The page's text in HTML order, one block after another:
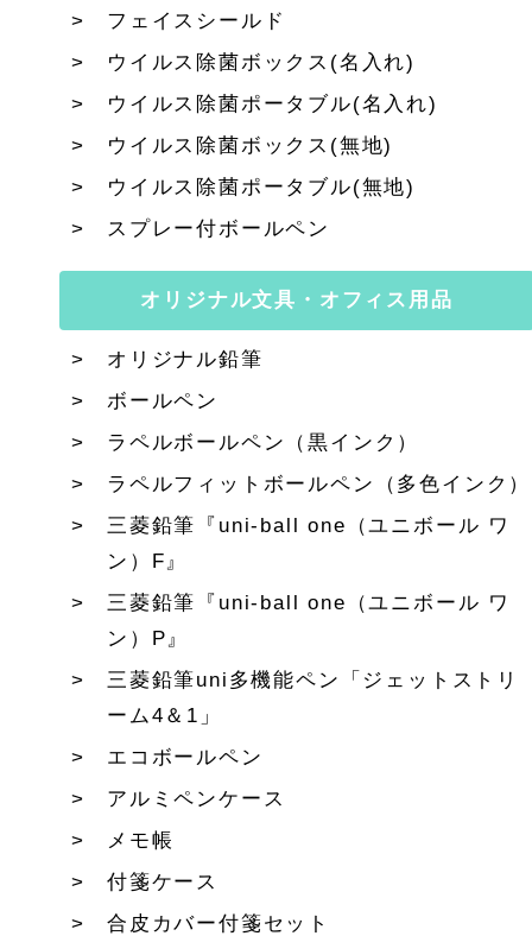
フェイスシールド
ウイルス除菌ボックス(名入れ)
ウイルス除菌ポータブル(名入れ)
ウイルス除菌ボックス(無地)
ウイルス除菌ポータブル(無地)
スプレー付ボールペン
オリジナル文具・オフィス用品
オリジナル鉛筆
ボールペン
ラペルボールペン（黒インク）
ラペルフィットボールペン（多色インク）
三菱鉛筆『uni-ball one（ユニボール ワ
ン）F』
三菱鉛筆『uni-ball one（ユニボール ワ
ン）P』
三菱鉛筆uni多機能ペン「ジェットストリ
ーム4＆1」
エコボールペン
アルミペンケース
メモ帳
付箋ケース
合皮カバー付箋セット